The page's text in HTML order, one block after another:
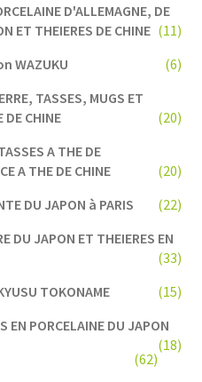
D'ALLEMAGNE, DE
ET THEIERES DE CHINE (11)
WAZUKU
(6)
TASSES, MUGS ET
DE CHINE
(20)
A THE DE
A THE DE CHINE
(20)
DU JAPON à PARIS
(22)
DU JAPON ET THEIERES EN
(33)
TOKONAME
(15)
EN PORCELAINE DU JAPON
(18)
(62)